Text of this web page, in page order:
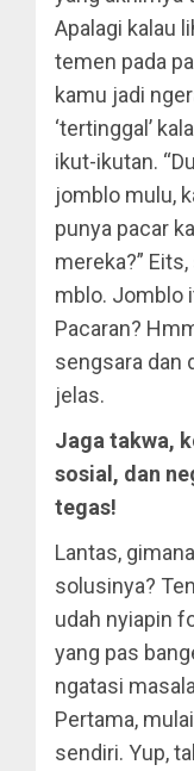
Apalagi kalau
temen pada
kamu jadi
‘tertinggal’
ikut-ikutan.
jomblo mulu,
punya pacar
mereka?”
mblo. Jomblo
Pacaran?
sengsara dan
jelas.
Jaga takwa,
sosial, dan
tegas!
Lantas,
solusinya?
udah nyiapin
yang pas
ngatasi
Pertama,
sendiri. Yup,